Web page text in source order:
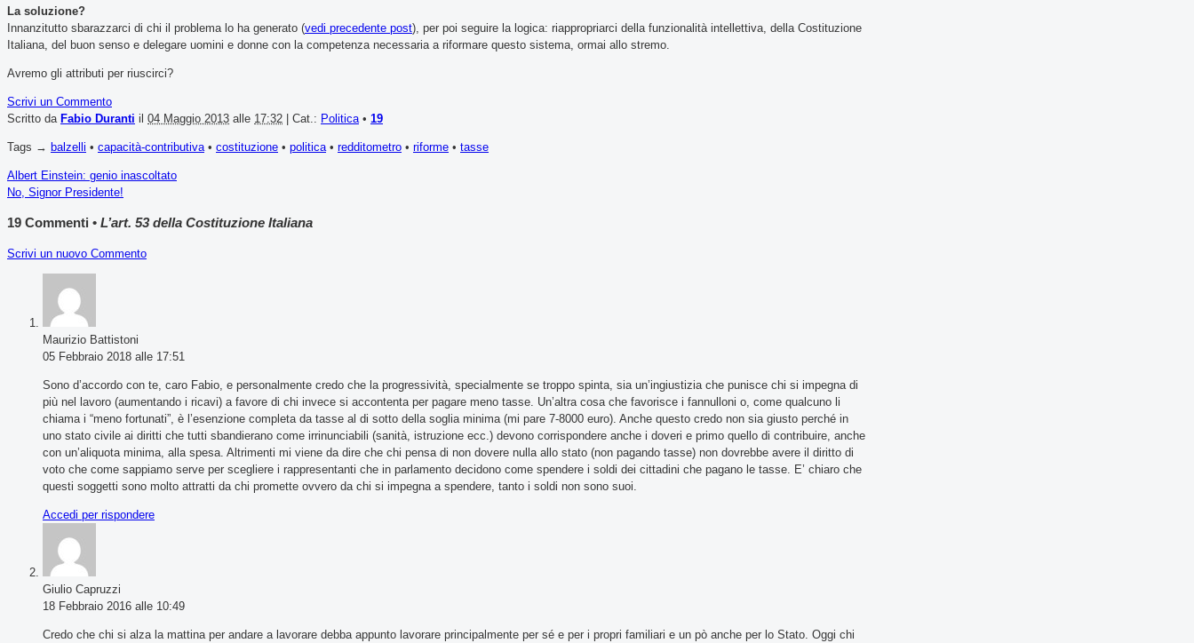
La soluzione?
Innanzitutto sbarazzarci di chi il problema lo ha generato (vedi precedente post), per poi seguire la logica: riappropriarci della funzionalità intellettiva, della Costituzione
Italiana, del buon senso e delegare uomini e donne con la competenza necessaria a riformare questo sistema, ormai allo stremo.
Avremo gli attributi per riuscirci?
Scrivi un Commento
Scritto da Fabio Duranti il 04 Maggio 2013 alle 17:32 | Cat.: Politica• 19
Tags → balzelli • capacità-contributiva• costituzione • politica• redditometro • riforme • tasse
Albert Einstein: genio inascoltato
No, Signor Presidente!
19 Commenti • L’art. 53 della Costituzione Italiana
Scrivi un nuovo Commento
Maurizio Battistoni
05 Febbraio 2018 alle 17:51
Sono d’accordo con te, caro Fabio, e personalmente credo che la progressività, specialmente se troppo spinta, sia un’ingiustizia che punisce chi si impegna di
più nel lavoro (aumentando i ricavi) a favore di chi invece si accontenta per pagare meno tasse. Un’altra cosa che favorisce i fannulloni o, come qualcuno li
chiama i “meno fortunati”, è l’esenzione completa da tasse al di sotto della soglia minima (mi pare 7-8000 euro). Anche questo credo non sia giusto perché in
uno stato civile ai diritti che tutti sbandierano come irrinunciabili (sanità, istruzione ecc.) devono corrispondere anche i doveri e primo quello di contribuire, anche
con un’aliquota minima, alla spesa. Altrimenti mi viene da dire che chi pensa di non dovere nulla allo stato (non pagando tasse) non dovrebbe avere il diritto di
voto che come sappiamo serve per scegliere i rappresentanti che in parlamento decidono come spendere i soldi dei cittadini che pagano le tasse. E’ chiaro che
questi soggetti sono molto attratti da chi promette ovvero da chi si impegna a spendere, tanto i soldi non sono suoi.
Accedi per rispondere
Giulio Capruzzi
18 Febbraio 2016 alle 10:49
Credo che chi si alza la mattina per andare a lavorare debba appunto lavorare principalmente per sé e per i propri familiari e un pò anche per lo Stato. Oggi chi